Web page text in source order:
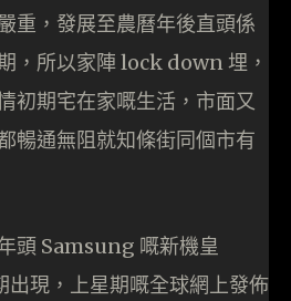
重，發展至農曆年後直頭係
，所以家陣 lock down 埋，
初期宅在家嘅生活，市面又
暢通無阻就知條街同個市有
頭 Samsung 嘅新機皇
現，上星期嘅全球網上發佈